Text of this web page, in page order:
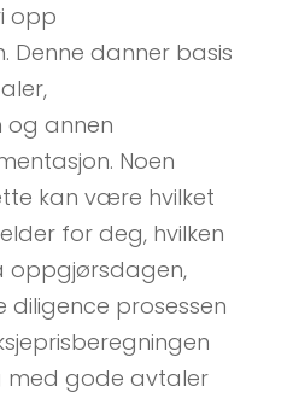
opp
Denne danner basis
annen
Noen
kan være hvilket
for deg, hvilken
oppgjørsdagen,
diligence prosessen
med gode avtaler